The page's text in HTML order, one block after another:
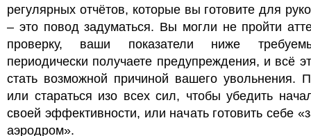
регулярных отчётов, которые вы готовите для
– это повод задуматься. Вы могли не пройти
проверку, ваши показатели ниже
периодически получаете предупреждения, и всё
стать возможной причиной вашего увольнения.
или стараться изо всех сил, чтобы убедить
своей эффективности, или начать готовить себе
аэродром».